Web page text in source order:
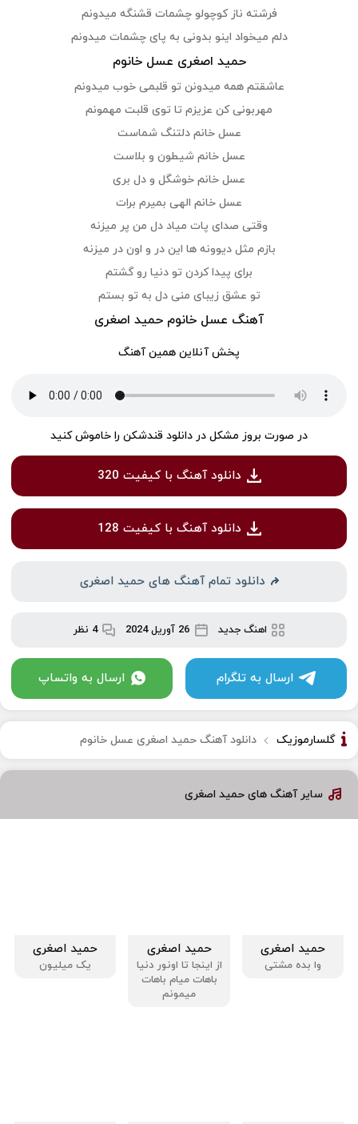
فرشته ناز کوچولو چشمات قشنگه میدونم
دلم میخواد اینو بدونی به پای چشمات میدونم
حمید اصغری عسل خانوم
عاشقتم همه میدونن تو قلبمی خوب میدونم
مهربونی کن عزیزم تا توی قلبت مهمونم
عسل خانم دلتنگ شماست
عسل خانم شیطون و بلاست
عسل خانم خوشگل و دل بری
عسل خانم الهی بمیرم برات
وقتی صدای پات میاد دل من پر میزنه
بازم مثل دیوونه ها این در و اون در میزنه
برای پیدا کردن تو دنیا رو گشتم
تو عشق زیبای منی دل به تو بستم
آهنگ عسل خانوم حمید اصغری
پخش آنلاین همین آهنگ
در صورت بروز مشکل در دانلود قندشکن را خاموش کنید
دانلود آهنگ با کیفیت 320
دانلود آهنگ با کیفیت 128
دانلود تمام آهنگ های حمید اصغری
اهنگ جدید 26 آوریل 2024 4 نظر
ارسال به تلگرام ارسال به واتساپ
گلسارموزیک دانلود آهنگ حمید اصغری عسل خانوم
سایر آهنگ های حمید اصغری
حمید اصغری
وا بده مشتی
حمید اصغری
از اینجا تا اونور دنیا
باهات میام باهات
میمونم
حمید اصغری
یک میلیون